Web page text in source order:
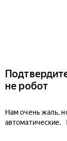
не робот
Нам очень жаль,
автоматические.